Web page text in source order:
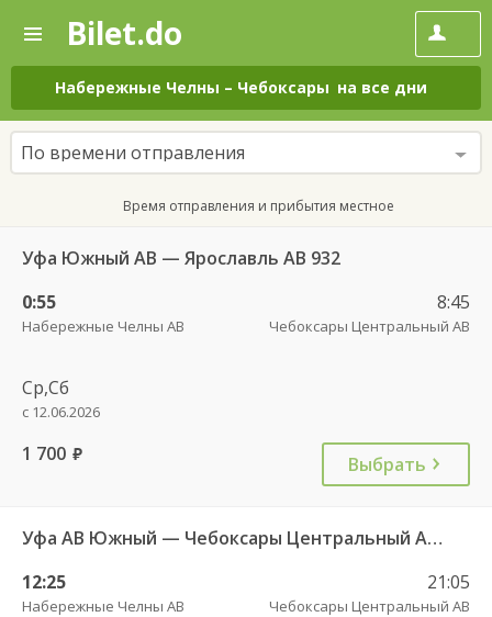
—
Поиск
и
покупка
билетов
на
автобус
онлайн
Bilet.do
Набережные Челны – Чебоксары на все дни
По времени отправления
Время отправления и прибытия местное
Уфа Южный АВ — Ярославль АВ 932
0:55
Набережные Челны АВ
8:45
Чебоксары Центральный АВ
Ср,Сб
с 12.06.2026
1 700 руб. Выбрать
Уфа АВ Южный — Чебоксары Центральный АВ 861
12:25
Набережные Челны АВ
21:05
Чебоксары Центральный АВ